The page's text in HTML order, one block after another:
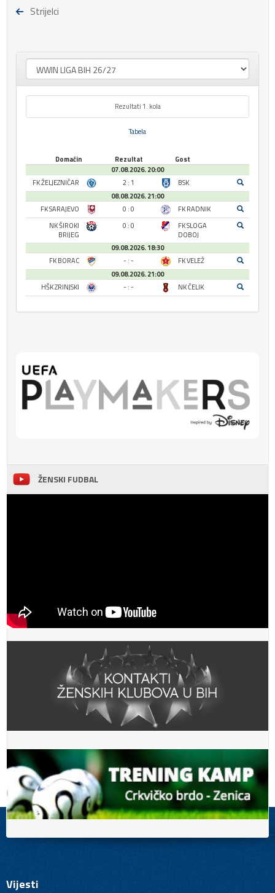
Strijelci
Rezultati 1. kola
Tabela
Domaćin Rezultat
Gost
07.08.2026. 20:00
FK ŽELJEZNIČAR
2 : 1
BSK
08.08.2026. 21:00
FK SARAJEVO
0 : 0
FK RADNIK
NK ŠIROKI
BRIJEG
0 : 0
FK SLOGA
DOBOJ
09.08.2026. 18:30
FK BORAC
- : -
FK VELEŽ
09.08.2026. 21:00
HŠK ZRINJSKI
- : - NK ČELIK
ŽENSKI FUDBAL
Vijesti